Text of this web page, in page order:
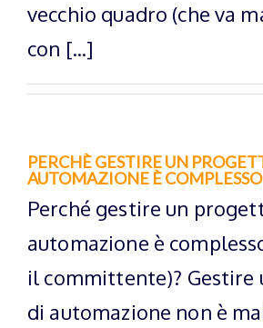
vecchio quadro (che va
con [...]
PERCHÈ GESTIRE UN
AUTOMAZIONE È COMPLESSO
Perché gestire un
automazione è
il committente)? Gestire
di automazione non è